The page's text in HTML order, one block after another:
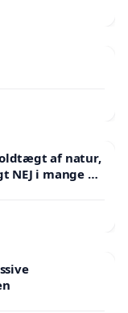
af natur,
i mange år.